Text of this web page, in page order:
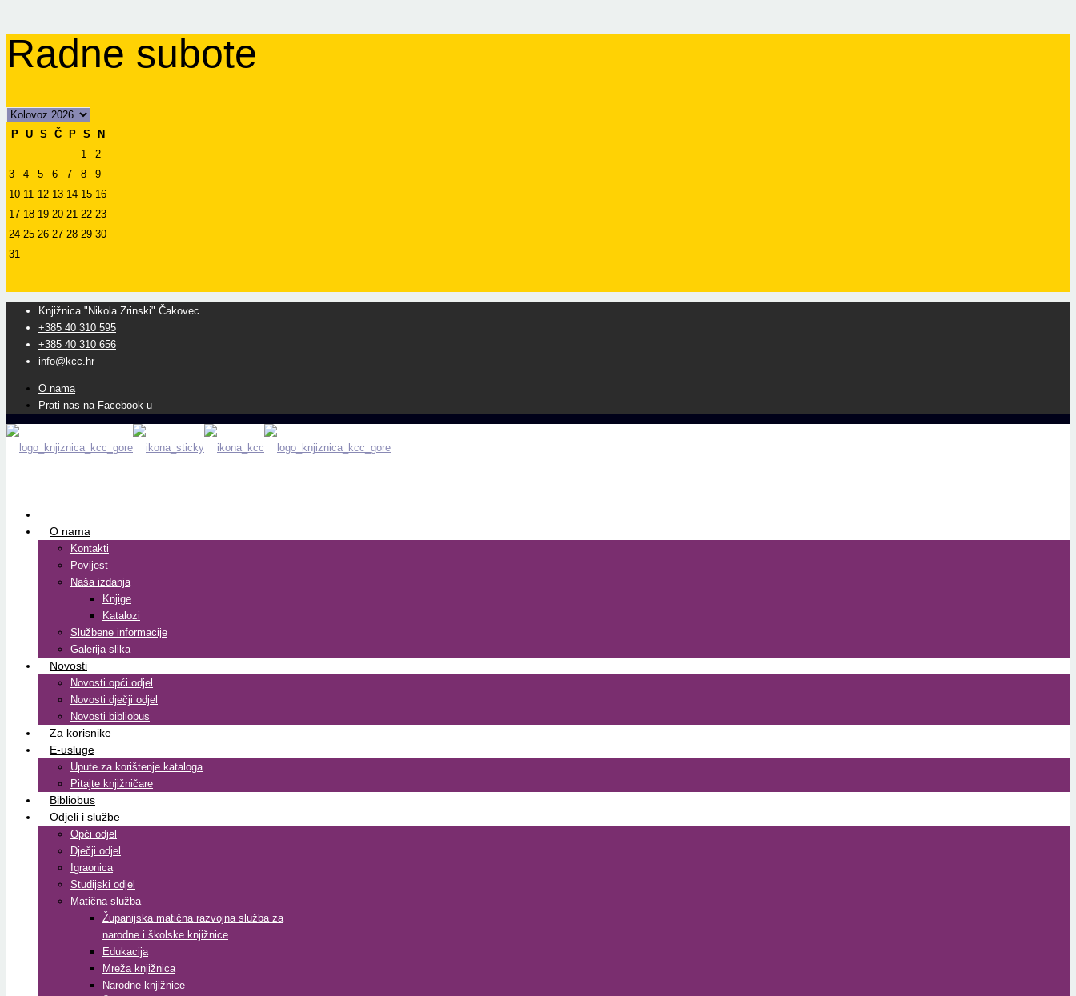
Radne subote
P U S Č P S
N
1
2
3
4 5 6 7 8
9
10 11 12 13 14 15 16
17 18 19 20 21 22 23
24 25 26 27 28 29 30
31
Knjižnica "Nikola Zrinski" Čakovec
+385 40 310 595
+385 40 310 656
info@kcc.hr
O nama
Prati nas na Facebook-u
O nama
Kontakti
Povijest
Naša izdanja
Knjige
Katalozi
Službene informacije
Galerija slika
Novosti
Novosti opći odjel
Novosti dječji odjel
Novosti bibliobus
Za korisnike
E-usluge
Upute za korištenje kataloga
Pitajte knjižničare
Bibliobus
Odjeli i službe
Opći odjel
Dječji odjel
Igraonica
Studijski odjel
Matična služba
Županijska matična razvojna služba za
narodne i školske knjižnice
Edukacija
Mreža knjižnica
Narodne knjižnice